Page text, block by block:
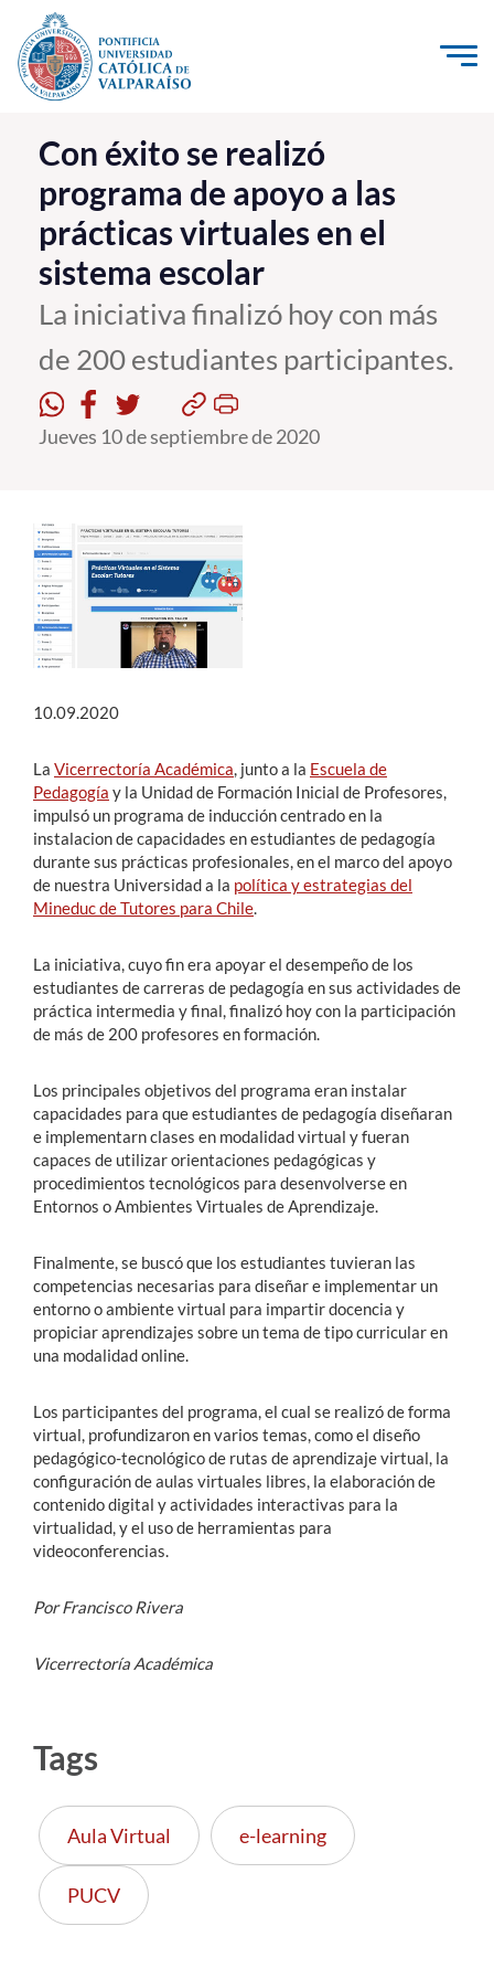
Click acá para ir directamente al contenido
La Universidad
Investigación, Creación e Innovación
PUCV Internacional
Vinculación con el Medio
Admisión
Pregrado
Postgrado
Estudiantes
Académicos
Funcionarios
English
Con éxito se realizó
programa de apoyo a las
prácticas virtuales en el
sistema escolar
La iniciativa finalizó hoy con más
de 200 estudiantes participantes.
Jueves 10 de septiembre de 2020
10.09.2020
La Vicerrectoría Académica, junto a la Escuela de
Pedagogía y la Unidad de Formación Inicial de Profesores,
impulsó un programa de inducción centrado en la
instalacion de capacidades en estudiantes de pedagogía
durante sus prácticas profesionales, en el marco del apoyo
de nuestra Universidad a la política y estrategias del
Mineduc de Tutores para Chile.
La iniciativa, cuyo fin era apoyar el desempeño de los
estudiantes de carreras de pedagogía en sus actividades de
práctica intermedia y final, finalizó hoy con la participación
de más de 200 profesores en formación.
Los principales objetivos del programa eran instalar
capacidades para que estudiantes de pedagogía diseñaran
e implementarn clases en modalidad virtual y fueran
capaces de utilizar orientaciones pedagógicas y
procedimientos tecnológicos para desenvolverse en
Entornos o Ambientes Virtuales de Aprendizaje.
Finalmente, se buscó que los estudiantes tuvieran las
competencias necesarias para diseñar e implementar un
entorno o ambiente virtual para impartir docencia y
propiciar aprendizajes sobre un tema de tipo curricular en
una modalidad online.
Los participantes del programa, el cual se realizó de forma
virtual, profundizaron en varios temas, como el diseño
pedagógico-tecnológico de rutas de aprendizaje virtual, la
configuración de aulas virtuales libres, la elaboración de
contenido digital y actividades interactivas para la
virtualidad, y el uso de herramientas para
videoconferencias.
Por Francisco Rivera
Vicerrectoría Académica
Tags
Aula Virtual e-learning
PUCV